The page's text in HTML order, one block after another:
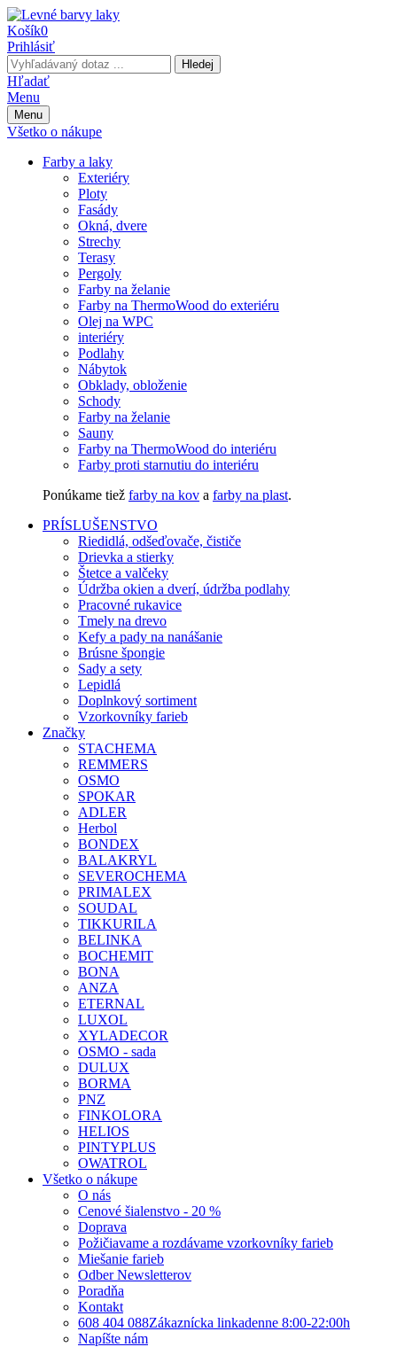
Košík0
Prihlásiť
Hledej
Hľadať
Menu
Menu
Všetko o nákupe
Farby a laky
Exteriéry
Ploty
Fasády
Okná, dvere
Strechy
Terasy
Pergoly
Farby na želanie
Farby na ThermoWood do exteriéru
Olej na WPC
interiéry
Podlahy
Nábytok
Obklady, obloženie
Schody
Farby na želanie
Sauny
Farby na ThermoWood do interiéru
Farby proti starnutiu do interiéru
Ponúkame tiež farby na kov a farby na plast.
PRÍSLUŠENSTVO
Riedidlá, odšeďovače, čističe
Drievka a stierky
Štetce a valčeky
Údržba okien a dverí, údržba podlahy
Pracovné rukavice
Tmely na drevo
Kefy a pady na nanášanie
Brúsne špongie
Sady a sety
Lepidlá
Doplnkový sortiment
Vzorkovníky farieb
Značky
STACHEMA
REMMERS
OSMO
SPOKAR
ADLER
Herbol
BONDEX
BALAKRYL
SEVEROCHEMA
PRIMALEX
SOUDAL
TIKKURILA
BELINKA
BOCHEMIT
BONA
ANZA
ETERNAL
LUXOL
XYLADECOR
OSMO - sada
DULUX
BORMA
PNZ
FINKOLORA
HELIOS
PINTYPLUS
OWATROL
Všetko o nákupe
O nás
Cenové šialenstvo - 20 %
Doprava
Požičiavame a rozdávame vzorkovníky farieb
Miešanie farieb
Odber Newsletterov
Poradňa
Kontakt
608 404 088Zákaznícka linkadenne 8:00-22:00h
Napíšte nám